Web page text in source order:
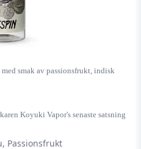
smak av passionsfrukt, indisk
Koyuki Vapor's senaste satsning
Passionsfrukt